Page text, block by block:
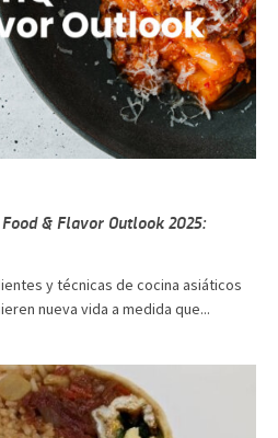
& Flavor Outlook 2025:
y técnicas de cocina asiáticos
nueva vida a medida que...